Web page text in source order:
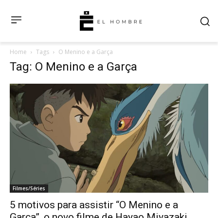
Home Tags O Menino e a Garça
Tag: O Menino e a Garça
Filmes/Séries
5 motivos para assistir “O Menino e a